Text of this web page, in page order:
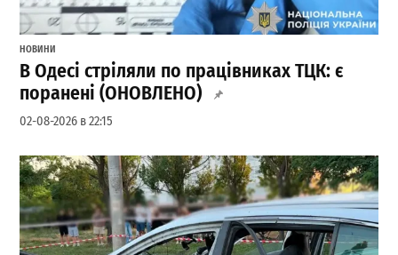
НОВИНИ
В Одесі стріляли по працівниках ТЦК: є
поранені (ОНОВЛЕНО)
02-08-2026 в 22:15